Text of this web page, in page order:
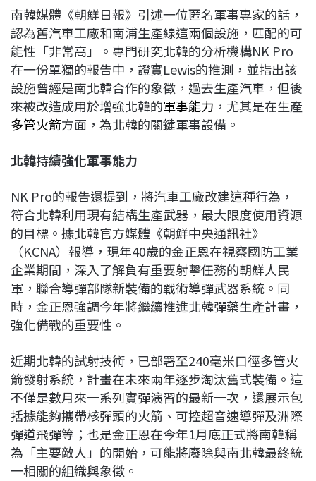
南韓媒體《朝鮮日報》引述一位匿名軍事專家的話，
認為舊汽車工廠和南浦生產線這兩個設施，匹配的可
能性「非常高」。專門研究北韓的分析機構NK Pro
在一份單獨的報告中，證實Lewis的推測，並指出該
設施曾經是南北韓合作的象徵，過去生產汽車，但後
來被改造成用於增強北韓的軍事能力 ，尤其是在生產
多管火箭方面，為北韓的關鍵軍事設備。
北韓持續強化軍事能力
NK Pro的報告還提到，將汽車工廠改建這種行為，
符合北韓利用現有結構生產武器，最大限度使用資源
的目標。據北韓官方媒體《朝鮮中央通訊社》
（KCNA）報導，現年40歲的金正恩在視察國防工業
企業期間，深入了解負有重要射擊任務的朝鮮人民
軍，聯合導彈部隊新裝備的戰術導彈武器系統。同
時，金正恩強調今年將繼續推進北韓彈藥生產計畫，
強化備戰的重要性。
近期北韓的試射技術，已部署至240毫米口徑多管火
箭發射系統，計畫在未來兩年逐步淘汰舊式裝備。這
不僅是數月來一系列實彈演習的最新一次，還展示包
括據能夠攜帶核彈頭的火箭、可控超音速導彈及洲際
彈道飛彈等；也是金正恩在今年1月底正式將南韓稱
為「主要敵人」的開始，可能將廢除與南北韓最終統
一相關的組織與象徵。